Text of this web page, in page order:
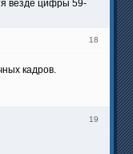
везде цифры 59-
18
кадров.
19